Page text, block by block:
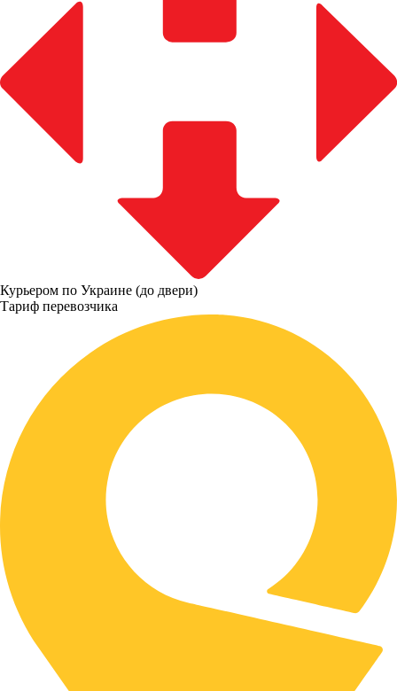
Курьером по Украине (до двери)
Тариф перевозчика